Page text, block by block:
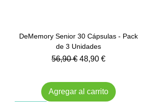
DeMemory Senior 30 Cápsulas - Pack
de 3 Unidades
Precio
56,90 € Precio de oferta
48,90 €
Agregar al carrito